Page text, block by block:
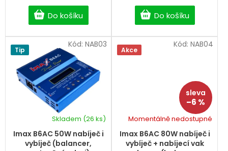
Do košíku Do košíku
doprava zdarma.
Tip
Imax B6AC 50W nabíječ i
vybíječ (balancer,
hodnocení
produktu
Skladem (26 ks)
Kód: NAB03
Akce
–6 %
Imax B6AC 80W nabíječ i
vybíječ + nabíjecí vak
Průměrné
hodnocení
produktu
Momentálně nedostupné
Kód: NAB04